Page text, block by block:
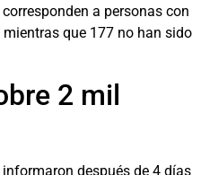
a personas con
que 177 no han sido
2 mil
después de 4 días